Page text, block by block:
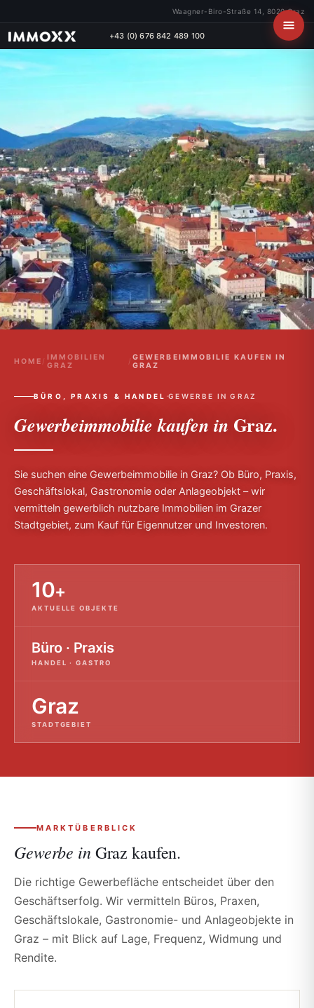
Waagner-Biro-Straße 14, 8020 Graz
+43 (0) 676 842 489 100
HOME / IMMOBILIEN
GRAZ
/ GEWERBEIMMOBILIE KAUFEN IN
GRAZ
BÜRO, PRAXIS & HANDEL ·GEWERBE IN GRAZ
Gewerbeimmobilie kaufen in Graz.
Sie suchen eine Gewerbeimmobilie in Graz? Ob Büro, Praxis,
Geschäftslokal, Gastronomie oder Anlageobjekt – wir
vermitteln gewerblich nutzbare Immobilien im Grazer
Stadtgebiet, zum Kauf für Eigennutzer und Investoren.
10+
AKTUELLE OBJEKTE
Büro · Praxis
HANDEL · GASTRO
Graz
STADTGEBIET
MARKTÜBERBLICK
Gewerbe inGraz kaufen.
Die richtige Gewerbefläche entscheidet über den
Geschäftserfolg. Wir vermitteln Büros, Praxen,
Geschäftslokale, Gastronomie- und Anlageobjekte in
Graz – mit Blick auf Lage, Frequenz, Widmung und
Rendite.